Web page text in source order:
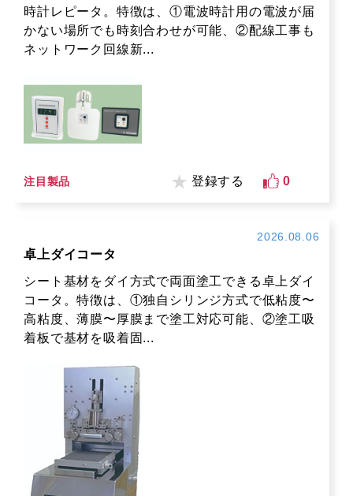
時計レピータ。特徴は、①電波時計用の電波が届
かない場所でも時刻合わせが可能、②配線工事も
ネットワーク回線新...
注目製品 登録する 0
2026.08.06
卓上ダイコータ
シート基材をダイ方式で両面塗工できる卓上ダイ
コータ。特徴は、①独自シリンジ方式で低粘度〜
高粘度、薄膜〜厚膜まで塗工対応可能、②塗工吸
着板で基材を吸着固...